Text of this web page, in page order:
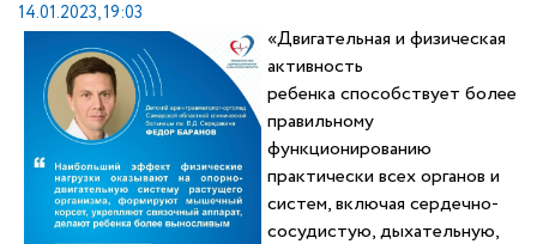
14.01.2023, 19:03
«Двигательная и физическая
активность
ребенка способствует более
правильному
функционированию
практически всех органов и
систем, включая сердечно-
сосудистую, дыхательную,